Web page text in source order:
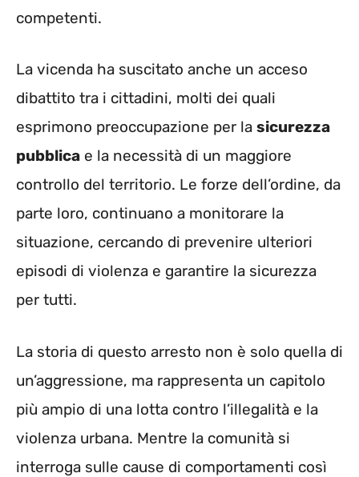
competenti.
La vicenda ha suscitato anche un acceso
dibattito tra i cittadini, molti dei quali
esprimono preoccupazione per la sicurezza
pubblica e la necessità di un maggiore
controllo del territorio. Le forze dell’ordine, da
parte loro, continuano a monitorare la
situazione, cercando di prevenire ulteriori
episodi di violenza e garantire la sicurezza
per tutti.
La storia di questo arresto non è solo quella di
un’aggressione, ma rappresenta un capitolo
più ampio di una lotta contro l’illegalità e la
violenza urbana. Mentre la comunità si
interroga sulle cause di comportamenti così